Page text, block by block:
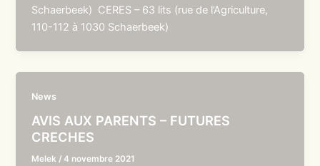
Schaerbeek) CERES – 63 lits (rue de l’Agriculture,
110-112 à 1030 Schaerbeek)
News
AVIS AUX PARENTS – FUTURES
CRECHES
Melek /4 novembre 2021